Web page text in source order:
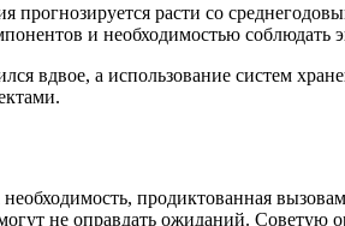
расти со
и необходимостью соблюдать
вдвое, а использование систем
продиктованная
не оправдать ожиданий. Советую